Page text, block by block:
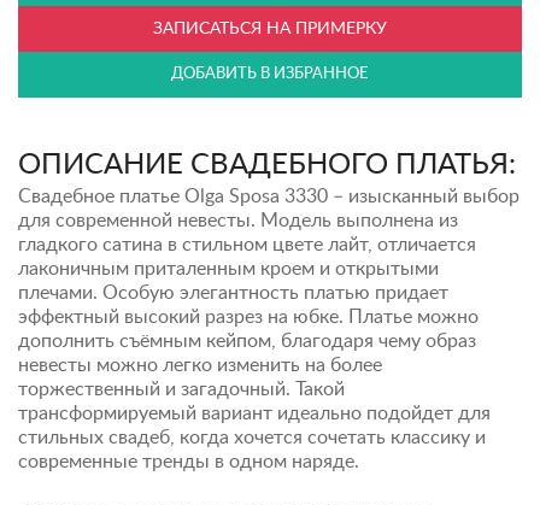
ЗАПИСАТЬСЯ НА ПРИМЕРКУ
ДОБАВИТЬ В ИЗБРАННОЕ
ОПИСАНИЕ СВАДЕБНОГО ПЛАТЬЯ:
Свадебное платье Olga Sposa 3330 – изысканный выбор
для современной невесты. Модель выполнена из
гладкого сатина в стильном цвете лайт, отличается
лаконичным приталенным кроем и открытыми
плечами. Особую элегантность платью придает
эффектный высокий разрез на юбке. Платье можно
дополнить съёмным кейпом, благодаря чему образ
невесты можно легко изменить на более
торжественный и загадочный. Такой
трансформируемый вариант идеально подойдет для
стильных свадеб, когда хочется сочетать классику и
современные тренды в одном наряде.